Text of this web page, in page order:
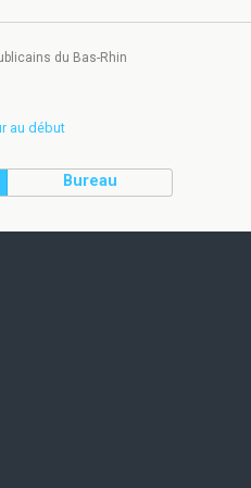
du Bas-Rhin
au début
Bureau